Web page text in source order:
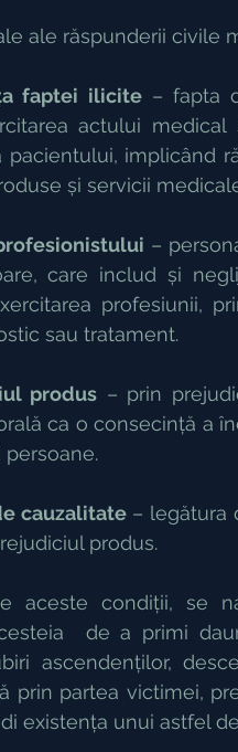
ale răspunderii civile
faptei ilicite – fapta
actului
pacientului, implicând
și servicii
–
care includ și
profesiunii,
sau tratament.
produs – prin
ca o consecință a
cauzalitate – legătura
produs.
aceste condiții, se
de a primi
ascendenților,
prin partea victimei,
existența unui astfel